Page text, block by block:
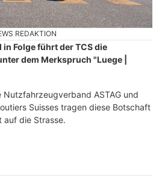
REDAKTION
Folge führt der TCS die
dem Merkspruch "Luege |
ASTAG und
Suisses tragen diese Botschaft
auf die Strasse.